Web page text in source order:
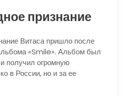
признание
Витаса пришло после
«Smile». Альбом был
получил огромную
в России, но и за ее